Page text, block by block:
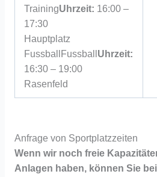
TrainingUhrzeit: 16:00 –
17:30
Hauptplatz
Fussball
Fussball Uhrzeit:
16:30 – 19:00
Rasenfeld
Anfrage von Sportplatzzeiten
Wenn wir noch freie
Anlagen haben, können Sie